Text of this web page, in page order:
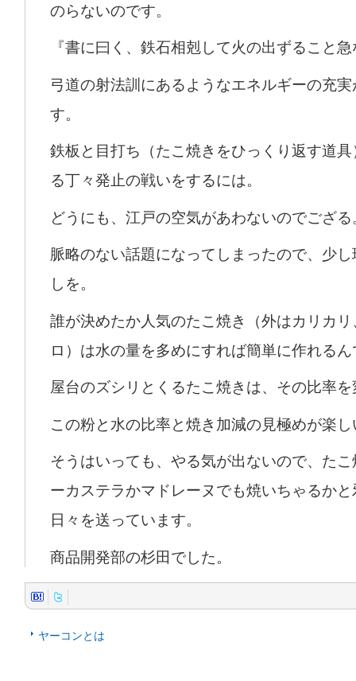
のらないのです。
『書に曰く、鉄石相剋して火の出ずること
弓道の射法訓にあるようなエネルギーの充
す。
鉄板と目打ち（たこ焼きをひっくり返す道
る丁々発止の戦いをするには。
どうにも、江戸の空気があわないのでござる
脈略のない話題になってしまったので、少
しを。
誰が決めたか人気のたこ焼き（外はカリカ
ロ）は水の量を多めにすれば簡単に作れる
屋台のズシリとくるたこ焼きは、その比率
この粉と水の比率と焼き加減の見極めが楽
そうはいっても、やる気が出ないので、た
ーカステラかマドレーヌでも焼いちゃるか
日々を送っています。
商品開発部の杉田でした。
ヤーコンとは